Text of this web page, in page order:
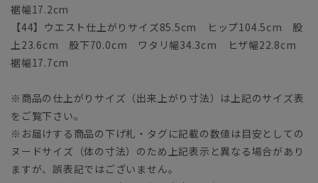
裾幅17.2cm
【44】ウエスト仕上がりサイズ85.5cm ヒップ104.5cm 股
上23.6cm 股下70.0cm ワタリ幅34.3cm ヒザ幅22.8cm
裾幅17.7cm
※商品の仕上がりサイズ（出来上がり寸法）は上記のサイズ表
をご覧下さい。
※お届けする商品の下げ札・タグに記載の数値は目安としての
ヌードサイズ（体の寸法）のため上記表示と異なる場合があり
ますが、誤表記ではございません。